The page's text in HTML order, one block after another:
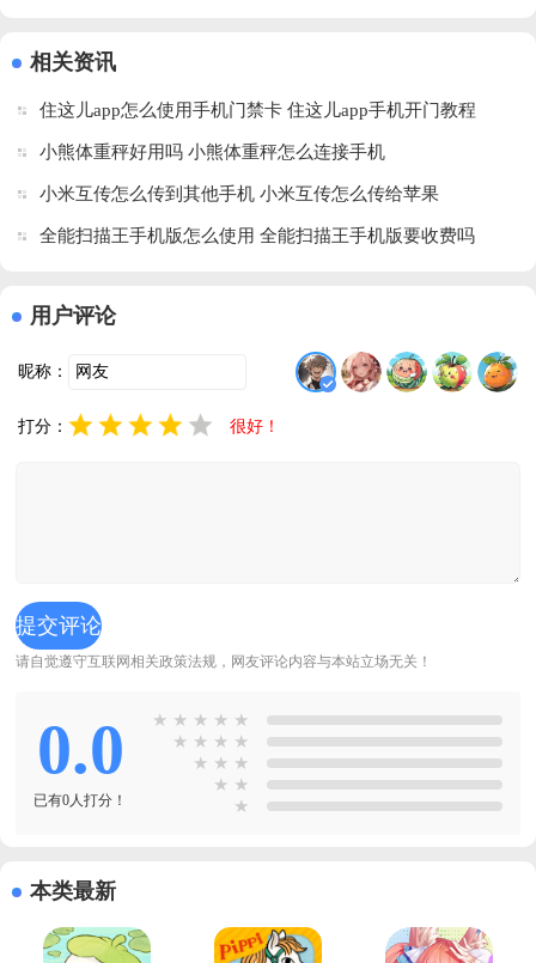
相关资讯
住这儿app怎么使用手机门禁卡 住这儿app手机开门教程
小熊体重秤好用吗 小熊体重秤怎么连接手机
小米互传怎么传到其他手机 小米互传怎么传给苹果
全能扫描王手机版怎么使用 全能扫描王手机版要收费吗
用户评论
昵称：
打分： 很好！
请自觉遵守互联网相关政策法规，网友评论内容与本站立场无关！
0.0
已有0人打分！
★ ★ ★ ★ ★
★ ★ ★ ★
★ ★ ★
★ ★
★
本类最新